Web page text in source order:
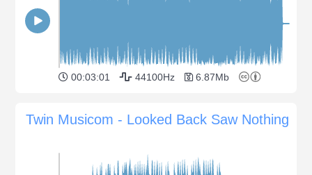
00:03:01 44100Hz 6.87Mb
Twin Musicom - Looked Back Saw Nothing